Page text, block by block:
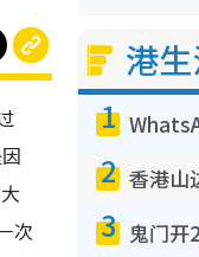
次
港
1
2
3